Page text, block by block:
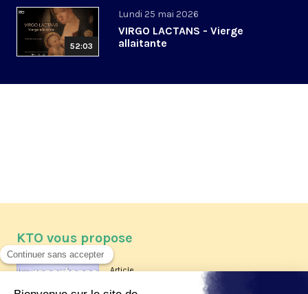
52:03
Lundi 25 mai 2026
VIRGO LACTANS - Vierge
allaitante
KTO vous propose
Article
Les reportages d'été 2026 de KTO